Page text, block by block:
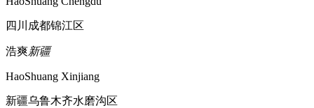
四川成都锦江区
浩爽新疆
HaoShuang Xinjiang
新疆乌鲁木齐水磨沟区